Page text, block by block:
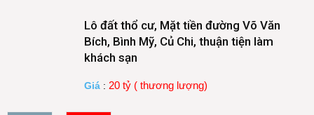
Lô đất thổ cư, Mặt tiền đường Võ Văn
Bích, Bình Mỹ, Củ Chi, thuận tiện làm
khách sạn
Giá : 20 tỷ ( thương lượng)